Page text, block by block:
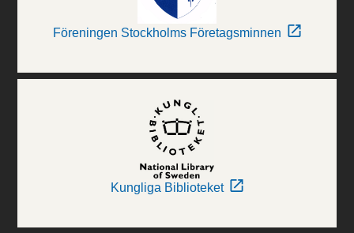
Föreningen Stockholms Företagsminnen
Kungliga Biblioteket